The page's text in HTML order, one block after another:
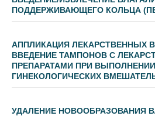
ПОДДЕРЖИВАЮЩЕГО КОЛЬЦА
АППЛИКАЦИЯ ЛЕКАРСТВЕННЫХ
ВВЕДЕНИЕ ТАМПОНОВ С
ПРЕПАРАТАМИ ПРИ ВЫПОЛНЕНИИ
ГИНЕКОЛОГИЧЕСКИХ
УДАЛЕНИЕ НОВООБРАЗОВАНИЯ